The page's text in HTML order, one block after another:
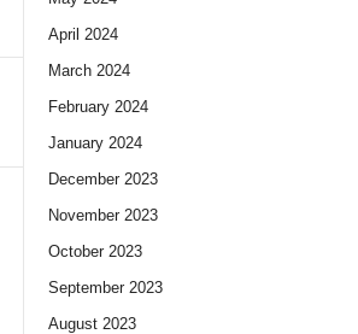
April 2024
March 2024
February 2024
January 2024
December 2023
November 2023
October 2023
September 2023
August 2023